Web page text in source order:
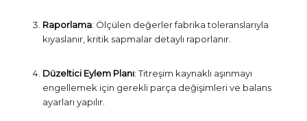
Raporlama: Ölçülen değerler fabrika toleranslarıyla
kıyaslanır, kritik sapmalar detaylı raporlanır.
Düzeltici Eylem Planı: Titreşim kaynaklı aşınmayı
engellemek için gerekli parça değişimleri ve balans
ayarları yapılır.